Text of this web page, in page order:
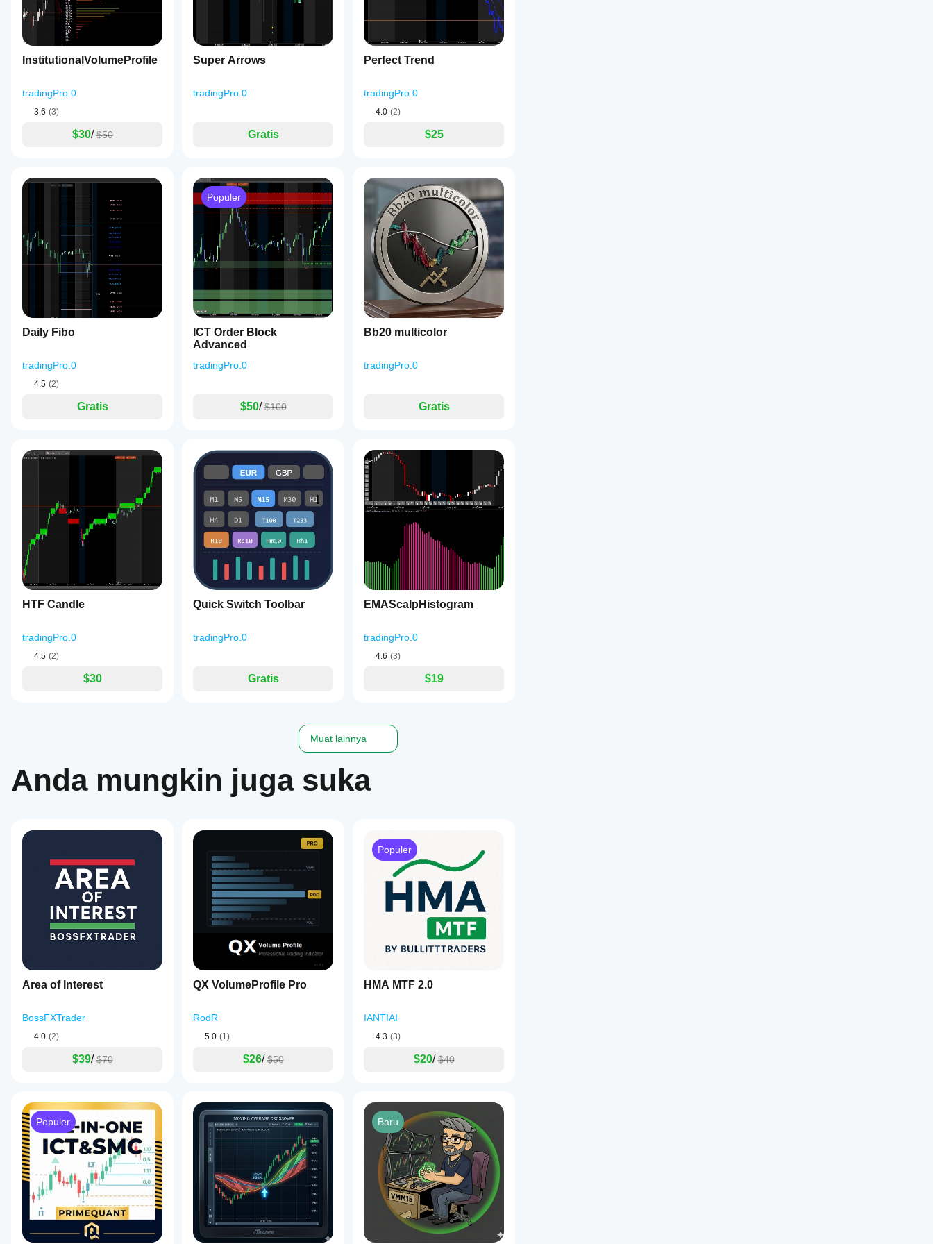
InstitutionalVolumeProfile
tradingPro.0
3.6 (3)
$30/ $50
Super Arrows
tradingPro.0
Gratis
Perfect Trend
tradingPro.0
4.0 (2)
$25
Daily Fibo
tradingPro.0
4.5 (2)
Gratis
Populer
ICT Order Block
Advanced
tradingPro.0
$50/ $100
Bb20 multicolor
tradingPro.0
Gratis
HTF Candle
tradingPro.0
4.5 (2)
$30
Quick Switch Toolbar
tradingPro.0
Gratis
EMAScalpHistogram
tradingPro.0
4.6 (3)
$19
Muat lainnya
Anda mungkin juga suka
Area of Interest
BossFXTrader
4.0 (2)
$39/ $70
QX VolumeProfile Pro
RodR
5.0 (1)
$26/ $50
Populer
HMA MTF 2.0
IANTIAI
4.3 (3)
$20/ $40
Populer
Baru